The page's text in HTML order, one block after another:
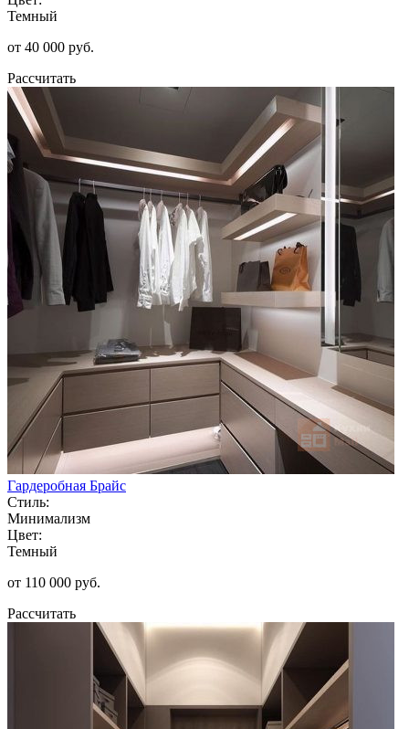
Темный
от 40 000 руб.
Рассчитать
Гардеробная Брайс
Стиль:
Минимализм
Цвет:
Темный
от 110 000 руб.
Рассчитать